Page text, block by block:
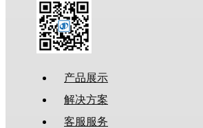
产品展示
解决方案
客服服务